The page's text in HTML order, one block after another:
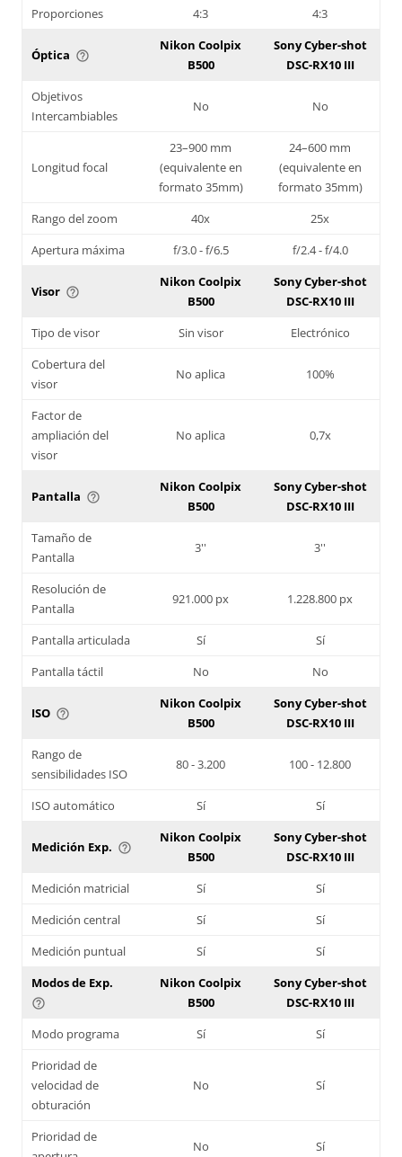
Proporciones
4:3 4:3
Óptica help_outline
Nikon Coolpix
B500
Sony Cyber-shot
DSC-RX10 III
Objetivos
Intercambiables
No No
Longitud focal
23–900 mm
(equivalente en
formato 35mm)
24–600 mm
(equivalente en
formato 35mm)
Rango del zoom
40x
25x
Apertura máxima
f/3.0 - f/6.5 f/2.4 - f/4.0
Visor help_outline
Nikon Coolpix
B500
Sony Cyber-shot
DSC-RX10 III
Tipo de visor
Sin visor
Electrónico
Cobertura del
visor
No aplica 100%
Factor de
ampliación del
visor
No aplica 0,7x
Pantalla help_outline
Nikon Coolpix
B500
Sony Cyber-shot
DSC-RX10 III
Tamaño de
Pantalla
3'' 3''
Resolución de
Pantalla
921.000 px 1.228.800 px
Pantalla articulada Sí
Sí
Pantalla táctil
No No
ISO help_outline
Nikon Coolpix
B500
Sony Cyber-shot
DSC-RX10 III
Rango de
sensibilidades ISO
80 - 3.200 100 - 12.800
ISO automático Sí Sí
Medición Exp. help_outline
Nikon Coolpix
B500
Sony Cyber-shot
DSC-RX10 III
Medición matricial
Sí
Sí
Medición central
Sí
Sí
Medición puntual
Sí
Sí
Modos de Exp.
help_outline
Nikon Coolpix
B500
Sony Cyber-shot
DSC-RX10 III
Modo programa
Sí
Sí
Prioridad de
velocidad de
obturación
No Sí
Prioridad de
No Sí